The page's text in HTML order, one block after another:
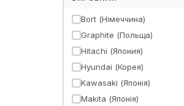
Bort (Німеччина)
Graphite (Польща)
Hitachi (Япония)
Hyundai (Корея)
Kawasaki (Японія)
Makita (Японія)